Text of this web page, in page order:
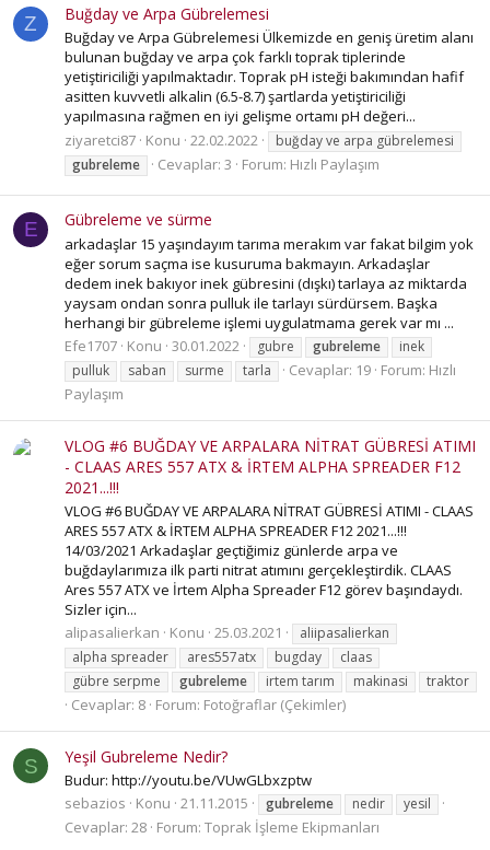
Z Buğday ve Arpa Gübrelemesi
Buğday ve Arpa Gübrelemesi Ülkemizde en geniş üretim alanı
bulunan buğday ve arpa çok farklı toprak tiplerinde
yetiştiriciliği yapılmaktadır. Toprak pH isteği bakımından hafif
asitten kuvvetli alkalin (6.5-8.7) şartlarda yetiştiriciliği
yapılmasına rağmen en iyi gelişme ortamı pH değeri...
ziyaretci87 Konu 22.02.2022
buğday ve arpa gübrelemesi
gubreleme
Cevaplar: 3 Forum: Hızlı Paylaşım
E Gübreleme ve sürme
arkadaşlar 15 yaşındayım tarıma merakım var fakat bilgim yok
eğer sorum saçma ise kusuruma bakmayın. Arkadaşlar
dedem inek bakıyor inek gübresini (dışkı) tarlaya az miktarda
yaysam ondan sonra pulluk ile tarlayı sürdürsem. Başka
herhangi bir gübreleme işlemi uygulatmama gerek var mı ...
Efe1707 Konu 30.01.2022 gubre gubreleme
inek
pulluk
saban surme tarla Cevaplar: 19 Forum: Hızlı
Paylaşım
VLOG #6 BUĞDAY VE ARPALARA NİTRAT GÜBRESİ ATIMI
- CLAAS ARES 557 ATX & İRTEM ALPHA SPREADER F12
2021...!!!
VLOG #6 BUĞDAY VE ARPALARA NİTRAT GÜBRESİ ATIMI - CLAAS
ARES 557 ATX & İRTEM ALPHA SPREADER F12 2021...!!!
14/03/2021 Arkadaşlar geçtiğimiz günlerde arpa ve
buğdaylarımıza ilk parti nitrat atımını gerçekleştirdik. CLAAS
Ares 557 ATX ve İrtem Alpha Spreader F12 görev başındaydı.
Sizler için...
alipasalierkan
Konu 25.03.2021
aliipasalierkan
alpha spreader
ares557atx bugday
claas
gübre serpme
gubreleme irtem tarım makinasi traktor
Cevaplar: 8 Forum: Fotoğraflar (Çekimler)
S Yeşil Gubreleme Nedir?
Budur: http://youtu.be/VUwGLbxzptw
sebazios
Konu 21.11.2015 gubreleme nedir yesil
Cevaplar: 28 Forum: Toprak İşleme Ekipmanları